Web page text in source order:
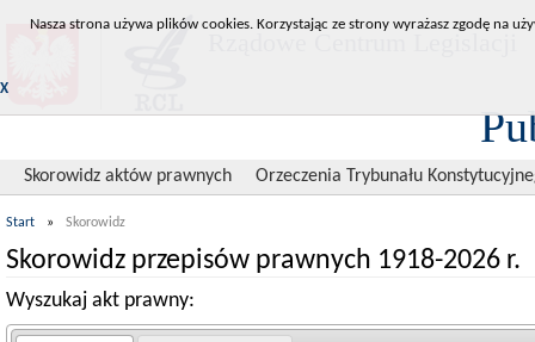
Skorowidz aktów prawnych Orzeczenia Trybunału
Start » Skorowidz
Skorowidz przepisów prawnych 1918-2026 r.
Wyszukaj akt prawny:
Nasza strona używa plików cookies. Korzystając ze strony wyrażasz zgodę na
X